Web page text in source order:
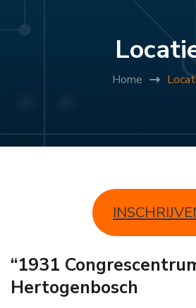
Home
“1931
Hertogenbosch